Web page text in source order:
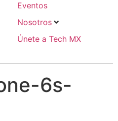
Eventos
Nosotros
Únete a Tech MX
6s-